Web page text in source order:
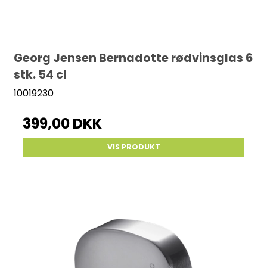
Georg Jensen Bernadotte rødvinsglas 6
stk. 54 cl
10019230
399,00 DKK
VIS PRODUKT